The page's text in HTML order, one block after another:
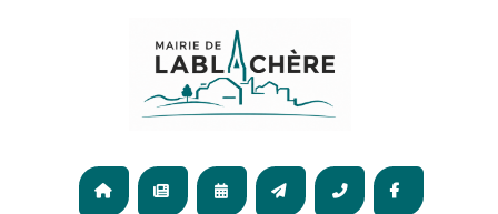
ACCUEIL ACTUALITÉAGENDA CONTACT